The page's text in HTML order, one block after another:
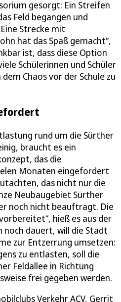
gesorgt: Ein Streifen
Feld begangen und
Strecke mit
hat das Spaß gemacht“,
ist, dass diese Option
Schülerinnen und Schüler
Chaos vor der Schule zu
rund um die Sürther
braucht es ein
das die
Monaten eingefordert
das nicht nur die
Neubaugebiet Sürther
noch nicht beauftragt. Die
hieß es aus der
noch dauert, will die Stadt
zur Entzerrung umsetzen:
zu entlasten, soll die
Feldallee in Richtung
frei gegeben werden.
Verkehr ACV, Gerrit